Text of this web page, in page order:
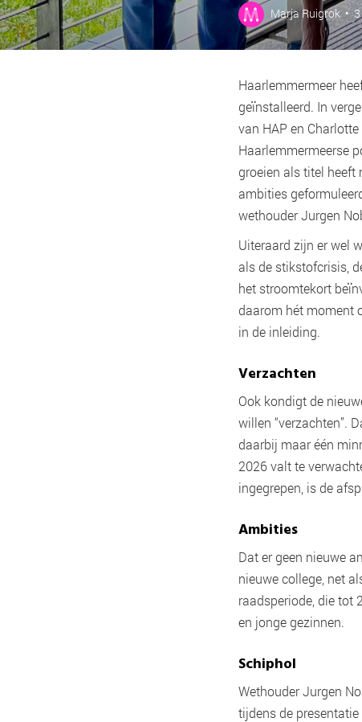
Marja Ruigrok •
Haarlemmermeer
geïnstalleerd. In
van HAP en
Haarlemmermeerse
groeien als titel heeft
ambities
wethouder Jurgen
Uiteraard zijn er wel
als de stikstofcrisis,
het stroomtekort
daarom hét moment
in de inleiding.
Verzachten
Ook kondigt de
willen “verzachten”.
daarbij maar één
2026 valt te
ingegrepen, is de
Ambities
Dat er geen nieuwe
nieuwe college, net
raadsperiode, die tot
en jonge gezinnen.
Schiphol
Wethouder Jurgen
tijdens de